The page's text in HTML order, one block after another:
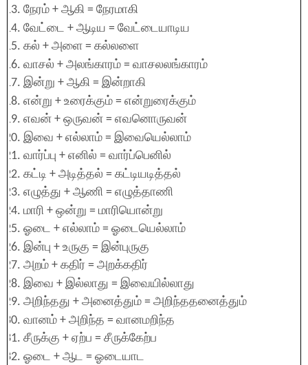
நேரம் + ஆகி = நேரமாகி
வேட்டை + ஆடிய = வேட்டையாடிய
கல் + அளை = கல்லளை
வாசல் + அலங்காரம் = வாசலலங்காரம்
இன்று + ஆகி = இன்றாகி
என்று + உரைக்கும் = என்றுரைக்கும்
எவன் + ஒருவன் = எவனொருவன்
இவை + எல்லாம் = இவையெல்லாம்
வார்ப்பு + எனில் = வார்ப்பெனில்
கட்டி + அடித்தல் = கட்டியடித்தல்
எழுத்து + ஆணி = எழுத்தாணி
மாரி + ஒன்று = மாரியொன்று
ஓடை + எல்லாம் = ஓடையெல்லாம்
இன்பு + உருகு = இன்புருகு
அறம் + கதிர் = அறக்கதிர்
இவை + இல்லாது = இவையில்லாது
அறிந்தது + அனைத்தும் = அறிந்ததனைத்தும்
வானம் + அறிந்த = வானமறிந்த
சீருக்கு + ஏற்ப = சீருக்கேற்ப
ஓடை + ஆட = ஓடையாட